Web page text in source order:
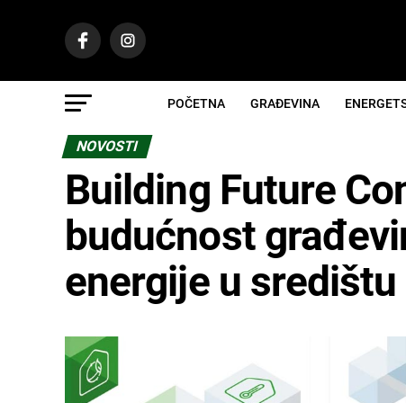
POČETNA GRAĐEVINA
NOVOSTI
Building Future
budućnost
energije u središtu